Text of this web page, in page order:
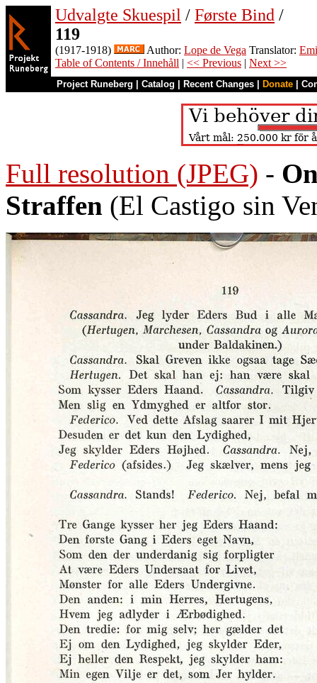
Udvalgte Skuespil / Første Bind /
119
(1917-1918) Author: Lope de Vega Translator:
Table of Contents / Innehåll | << Previous | Next >>
Project Runeberg Catalog Recent Changes Donate
Full resolution (JPEG) -
Straffen (El Castigo sin